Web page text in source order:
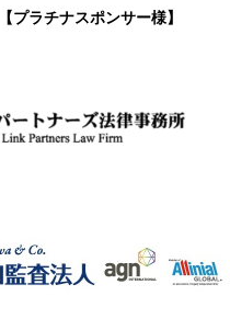
【プラチナスポンサー様】